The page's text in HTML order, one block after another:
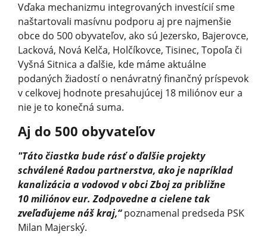
Vďaka mechanizmu integrovaných investícií sme
naštartovali masívnu podporu aj pre najmenšie
obce do 500 obyvateľov, ako sú Jezersko, Bajerovce,
Lacková, Nová Kelča, Holčíkovce, Tisinec, Topoľa či
Vyšná Sitnica a ďalšie, kde máme aktuálne
podaných žiadostí o nenávratný finančný príspevok
v celkovej hodnote presahujúcej 18 miliónov eur a
nie je to konečná suma.
Aj do 500 obyvateľov
"Táto čiastka bude rásť o ďalšie projekty
schválené Radou partnerstva, ako je napríklad
kanalizácia a vodovod v obci Zboj za približne
10 miliónov eur. Zodpovedne a cielene tak
zveľaďujeme náš kraj,“poznamenal predseda PSK
Milan Majerský.